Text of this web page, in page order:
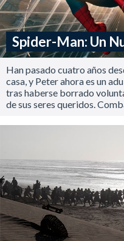
Spider-Man: Un
Han pasado cuatro años
casa, y Peter ahora es un
tras haberse borrado
de sus seres queridos.